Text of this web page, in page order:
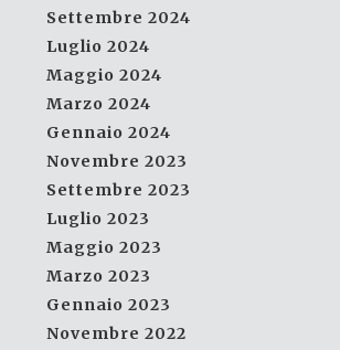
Settembre 2024
Luglio 2024
Maggio 2024
Marzo 2024
Gennaio 2024
Novembre 2023
Settembre 2023
Luglio 2023
Maggio 2023
Marzo 2023
Gennaio 2023
Novembre 2022